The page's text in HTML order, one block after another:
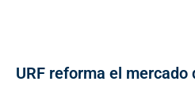
URF reforma el mercado